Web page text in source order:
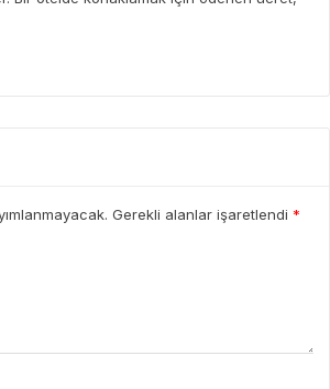
Gerekli alanlar işaretlendi *